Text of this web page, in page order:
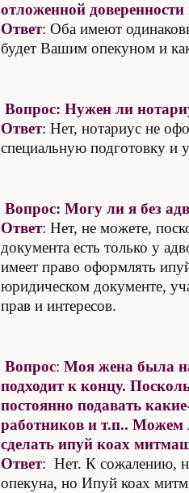
отложенной
Ответ: Оба имеют
будет Вашим опекуном и
Вопрос: Нужен ли
Ответ: Нет, нотариус не
специальную подготовку и
Вопрос: Могу ли я без
Ответ: Нет, не можете,
документа есть только у
имеет право оформлять
юридическом документе,
прав и интересов.
Вопрос: Моя жена была
подходит к концу.
постоянно подавать
работников и т.п.. Можем
сделать ипуй коах
Ответ: Нет. К сожалению,
опекуна, но Ипуй коах